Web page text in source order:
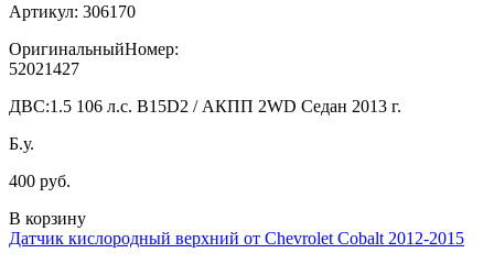
Артикул: 306170
ОригинальныйНомер:
52021427
ДВС:1.5 106 л.с. B15D2 / АКПП 2WD Седан 2013 г.
Б.у.
400 руб.
В корзину
Датчик кислородный верхний от Chevrolet Cobalt 2012-2015